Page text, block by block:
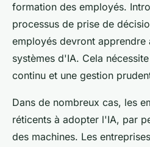
formation des employés.
processus de prise de
employés devront apprendre
systèmes d'IA. Cela
continu et une gestion
Dans de nombreux cas, les
réticents à adopter l'IA, par
des machines. Les